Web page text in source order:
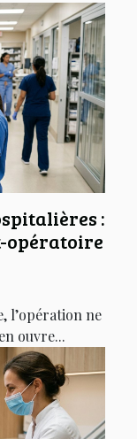
:
opératoire
l’opération ne
ouvre...